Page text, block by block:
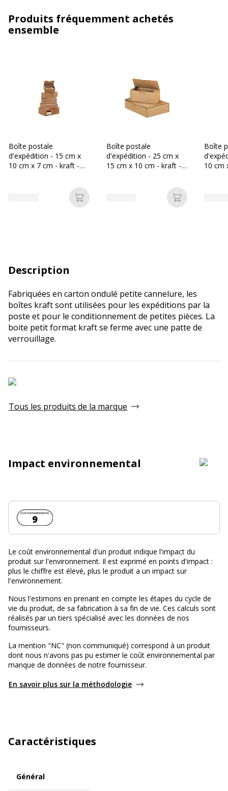
Produits fréquemment achetés
ensemble
Boîte postale
d'expédition - 15 cm x
10 cm x 7 cm - kraft -
Ajouter au panier
Boîte postale
d'expédition - 25 cm x
15 cm x 10 cm - kraft -
Ajouter au
Boîte
10 cm
Description
Fabriquées en carton ondulé petite cannelure, les
boîtes kraft sont utilisées pour les expéditions par la
poste et pour le conditionnement de petites pièces. La
boite petit format kraft se ferme avec une patte de
verrouillage.
Tous les produits de la marque
Impact environnemental
Coût environnemental :
9
Le coût environnemental d'un produit indique l'impact du
produit sur l'environnement. Il est exprimé en points d'impact :
plus le chiffre est élevé, plus le produit a un impact sur
l'environnement.
Nous l'estimons en prenant en compte les étapes du cycle de
vie du produit, de sa fabrication à sa fin de vie. Ces calculs sont
réalisés par un tiers spécialisé avec les données de nos
fournisseurs.
La mention "NC" (non communiqué) correspond à un produit
dont nous n'avons pas pu estimer le coût environnemental par
manque de données de notre fournisseur.
En savoir plus sur la méthodologie
Caractéristiques
Général